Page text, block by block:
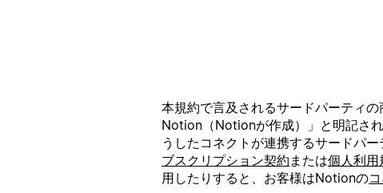
本規約で言及されるサードパーティ
Notion（Notionが作成）」と明記さ
うしたコネクトが連携するサードパ
ブスクリプション契約 または個人利用
用したりすると、お客様はNotionの